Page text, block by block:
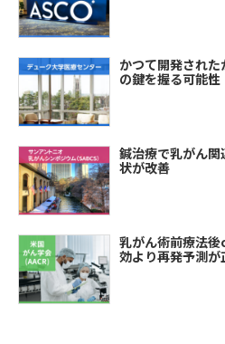
かつて開発され
の鍵を握る可能性
鍼治療で乳がん
状が改善
乳がん術前療法
効より再発予測が